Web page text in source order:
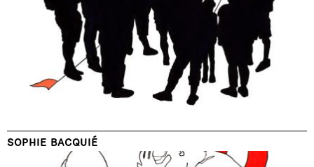
SOPHIE BACQUIÉ